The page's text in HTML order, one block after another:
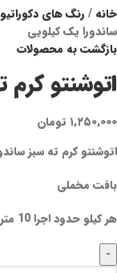
خانه رنگ های دکوراتیو
ساندورا یک کیلویی
بازگشت به محصولات
اتوشنتو
۱,۲۵۰,۰۰۰ تومان
اتوشنتو کرم ته سبز
بافت مخملی
هر کیلو حدود اجرا 10 متر مربع